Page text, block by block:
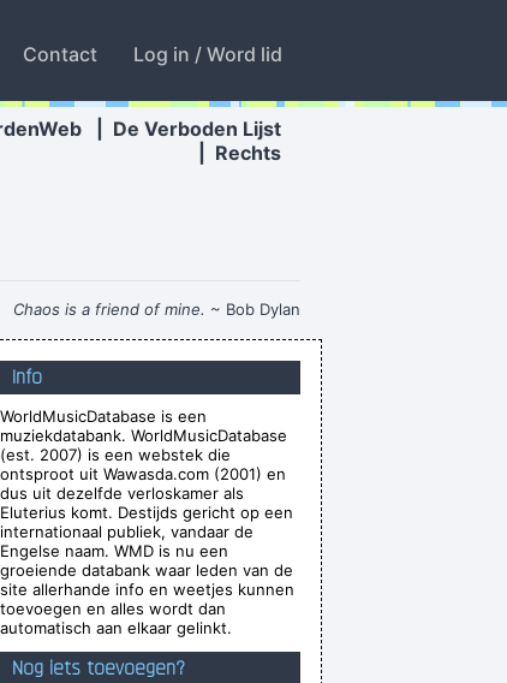
Contact Log in / Word lid
De Verboden Lijst
Rechts
Chaos is a friend of mine. ~ Bob Dylan
What I Do And What A Lot Of Guitar
When It´s Played~ Jimmy Durante
With With Your Self Esteem
slight glimmer of hope~ Mick Jagger
habits; I take tea at three~ Mick Jagger
they´ re quite aware of what they´ re
going through.~ David Bowie
fills the cup of silence
Info
WorldMusicDatabase is een
muziekdatabank. WorldMusicDatabase
(est. 2007) is een webstek die
ontsproot uit Wawasda.com (2001) en
dus uit dezelfde verloskamer als
Eluterius komt. Destijds gericht op een
internationaal publiek, vandaar de
Engelse naam. WMD is nu een
groeiende databank waar leden van de
site allerhande info en weetjes kunnen
toevoegen en alles wordt dan
automatisch aan elkaar gelinkt.
Nog iets toevoegen?